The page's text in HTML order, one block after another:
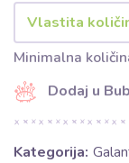
Minimalna
Dodaj u
Kategorija: